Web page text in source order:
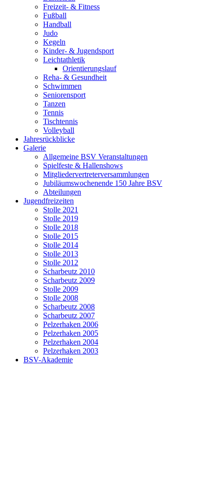
Freizeit- & Fitness
Fußball
Handball
Judo
Kegeln
Kinder- & Jugendsport
Leichtathletik
Orientierungslauf
Reha- & Gesundheit
Schwimmen
Seniorensport
Tanzen
Tennis
Tischtennis
Volleyball
Jahresrückblicke
Galerie
Allgemeine BSV Veranstaltungen
Spielfeste & Hallenshows
Mitgliedervertreterversammlungen
Jubiläumswochenende 150 Jahre BSV
Abteilungen
Jugendfreizeiten
Stolle 2021
Stolle 2019
Stolle 2018
Stolle 2015
Stolle 2014
Stolle 2013
Stolle 2012
Scharbeutz 2010
Scharbeutz 2009
Stolle 2009
Stolle 2008
Scharbeutz 2008
Scharbeutz 2007
Pelzerhaken 2006
Pelzerhaken 2005
Pelzerhaken 2004
Pelzerhaken 2003
BSV-Akademie